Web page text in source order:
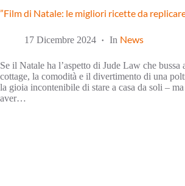
”Film di Natale: le migliori ricette da replicare
17 Dicembre 2024 In News
Se il Natale ha l’aspetto di Jude Law che bussa
cottage, la comodità e il divertimento di una
la gioia incontenibile di stare a casa da soli –
aver…